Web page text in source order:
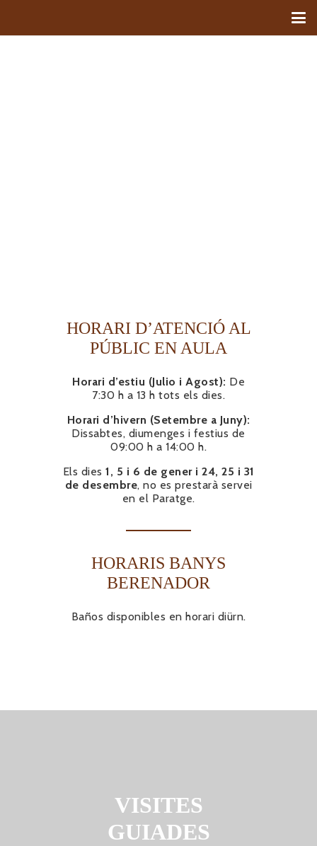
HORARI D’ATENCIÓ AL
PÚBLIC EN AULA
Horari d’estiu (Julio i Agost): De
7:30 h a 13 h tots els dies.
Horari d’hivern (Setembre a Juny):
Dissabtes, diumenges i festius de
09:00 h a 14:00 h.
Els dies 1, 5 i 6 de gener i 24, 25 i 31
de desembre, no es prestarà servei
en el Paratge.
HORARIS BANYS
BERENADOR
Baños disponibles en horari diürn.
VISITES
GUIADES